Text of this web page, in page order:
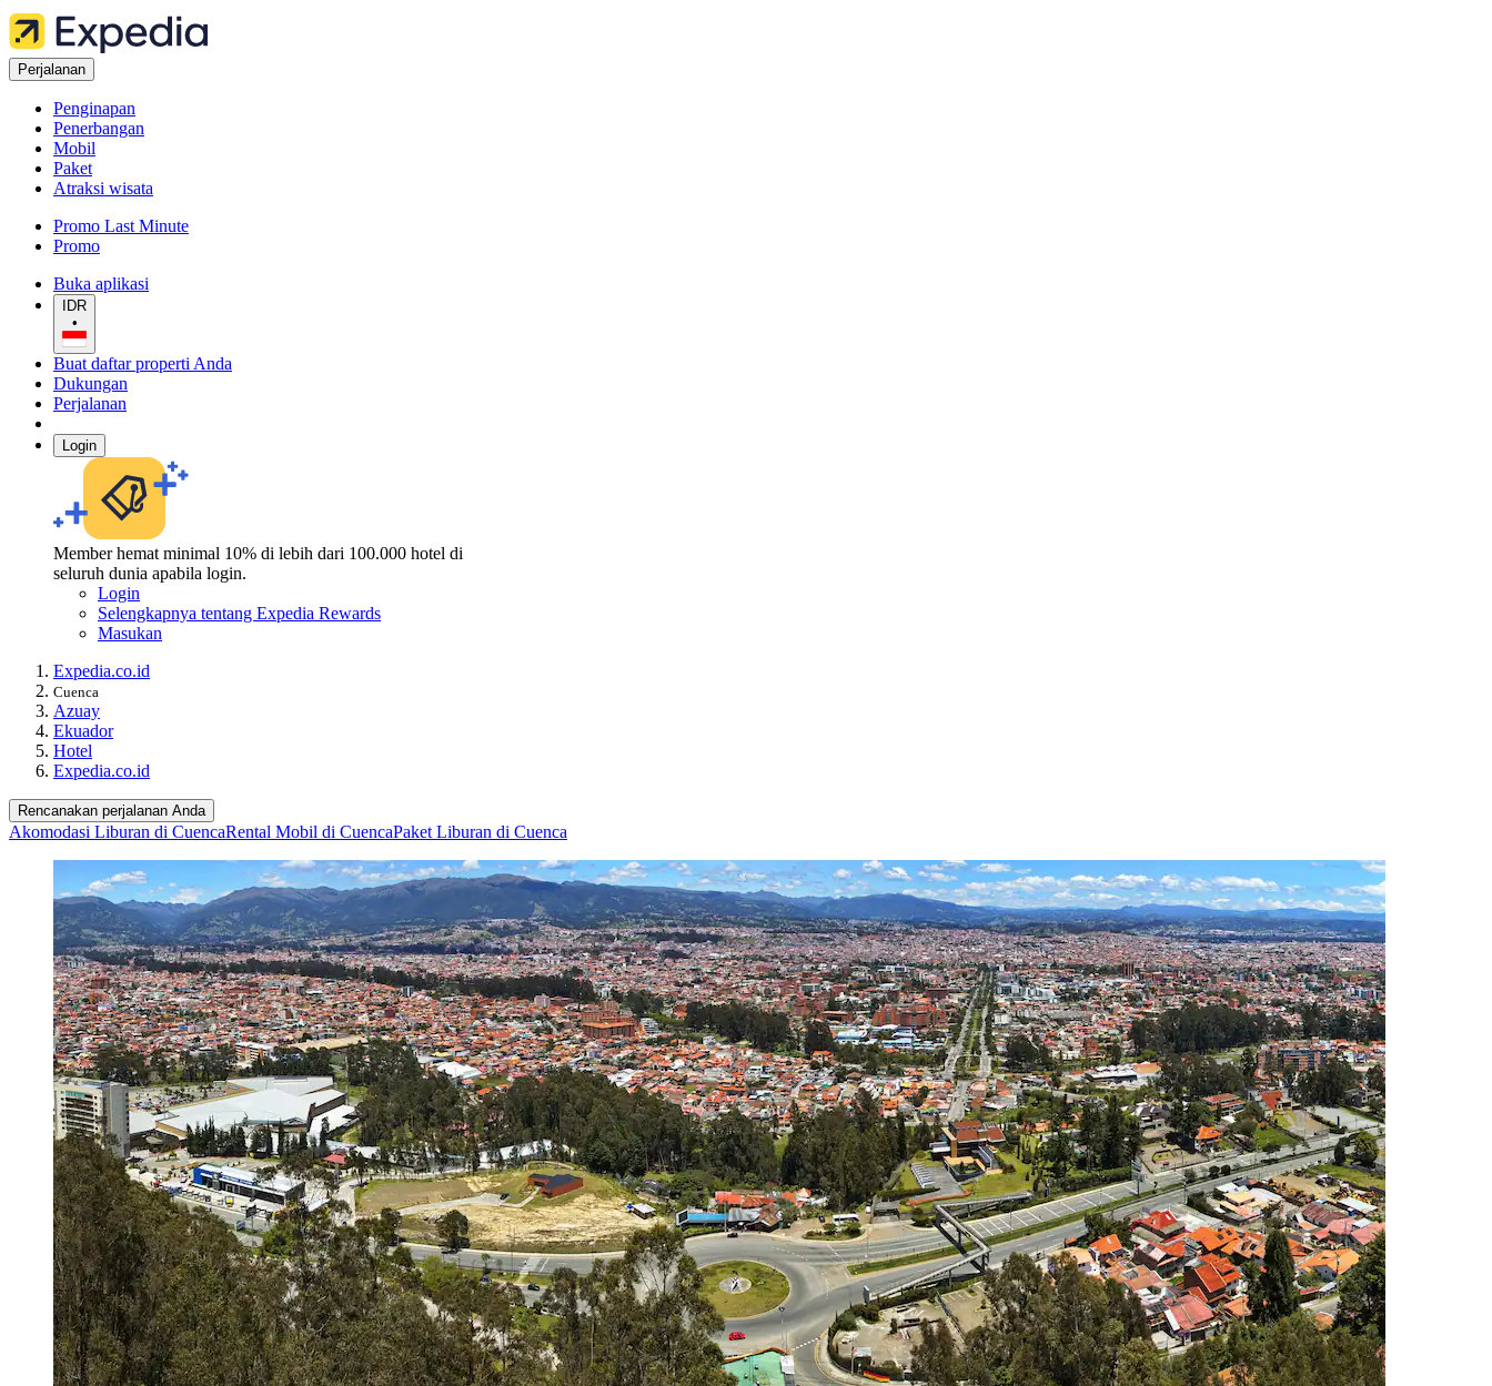
Perjalanan
Penginapan
Penerbangan
Mobil
Paket
Atraksi wisata
Promo Last Minute
Promo
Buka aplikasi
IDR
•
Buat daftar properti Anda
Dukungan
Perjalanan
Login
Member hemat minimal 10% di lebih dari 100.000 hotel di
seluruh dunia apabila login.
Login
Selengkapnya tentang Expedia Rewards
Masukan
Expedia.co.id
Cuenca
Azuay
Ekuador
Hotel
Expedia.co.id
Rencanakan perjalanan Anda
Akomodasi Liburan di CuencaRental Mobil di CuencaPaket Liburan di Cuenca